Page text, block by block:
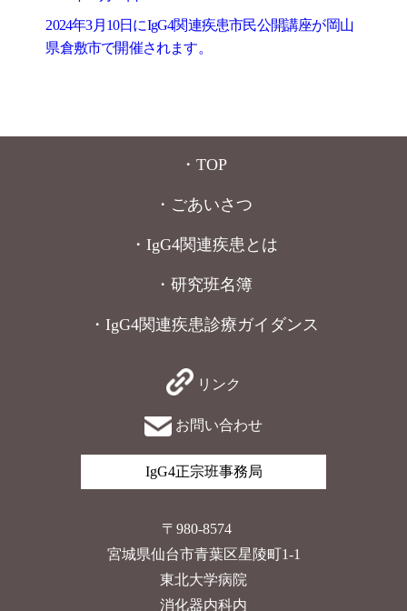
2024年3月10日にIgG4関連疾患市民公開講座が岡山
県倉敷市で開催されます。
IgG4正宗班事務局
〒980-8574
宮城県仙台市青葉区星陵町1-1
東北大学病院
消化器内科内
・TOP
・ごあいさつ
・IgG4関連疾患とは
・研究班名簿
・IgG4関連疾患診療ガイダンス
リンク
お問い合わせ